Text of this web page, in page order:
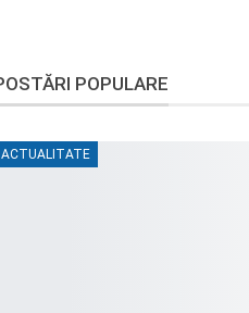
POPULARE
ACTUALITATE